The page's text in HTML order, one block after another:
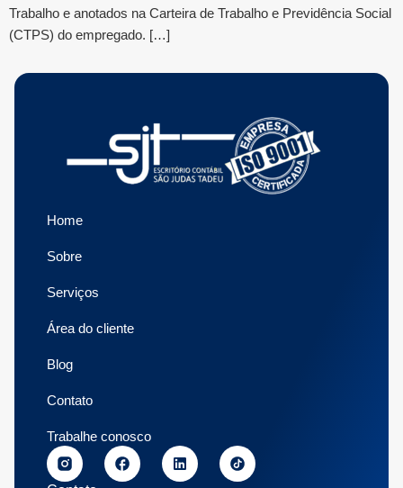
Trabalho e anotados na Carteira de Trabalho e Previdência Social
(CTPS) do empregado. […]
Home
Sobre
Serviços
Área do cliente
Blog
Contato
Trabalhe conosco